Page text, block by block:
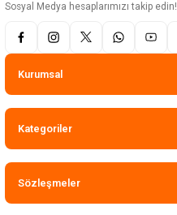
Sosyal Medya hesaplarımızı takip edin!
Kurumsal
Kategoriler
Sözleşmeler